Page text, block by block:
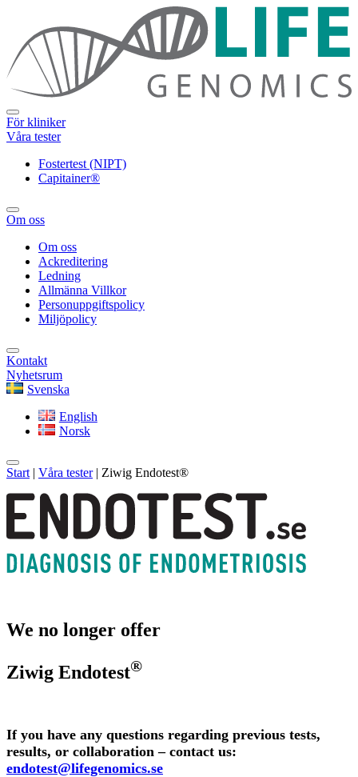
För kliniker
Våra tester
Fostertest (NIPT)
Capitainer®
Om oss
Om oss
Ackreditering
Ledning
Allmänna Villkor
Personuppgiftspolicy
Miljöpolicy
Kontakt
Nyhetsrum
Svenska
English
Norsk
Start | Våra tester| Ziwig Endotest®
We no longer offer
Ziwig Endotest®
If you have any questions regarding previous tests,
results, or collaboration – contact us:
endotest@lifegenomics.se